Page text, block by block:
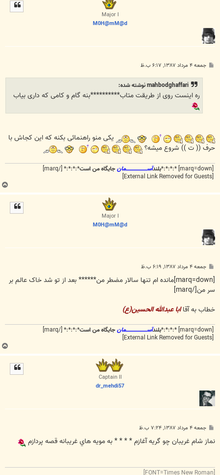
Major I
M0H@mM@d
پ جمعه ۴ مرداد ۱۳۸۷, ۶:۱۷ ب.ظ
mahbodghaffari نوشته شده:
ره اینست روی از طریقت متاب**********بنه گام و کامی که داری بیاب
یکی منو راهنمائی بکنه که این کجاش با
حرف (( ت )) شروع میشه؟
بلندآســـــــــــــــــــــمانجایگاه من است*:*:*:* [/marq]
ب
ا
Major I
M0H@mM@d
پ
ت
جمعه ۴ مرداد ۱۳۸۷, ۶:۱۹ ب.ظ
[marq=down]مانده ام تنها سالار مضطر من****** بعد از تو شد خاک عالم بر
سر من[/marq]
خطاب به آقاابا عبدالله الحسين(ع)
بلندآســـــــــــــــــــــمانجایگاه من است*:*:*:* [/marq]
ب
ا
Captain II
dr_mehdi57
پ
ت
جمعه ۴ مرداد ۱۳۸۷, ۷:۲۴ ب.ظ
نماز شام غريبان چو گريه آغازم * * * * به مويه هاي غريبانه قصه پردازم